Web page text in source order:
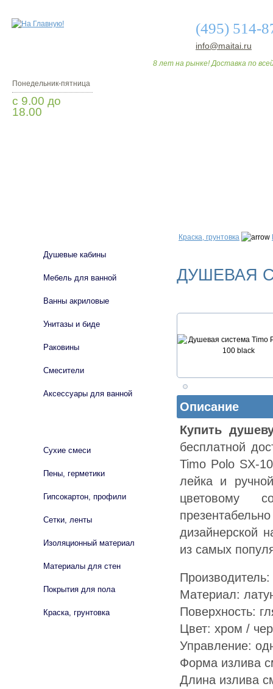
(495) 514-
info@maitai.ru
8 лет на рынке! Доставка по
Понедельник-пятница
с 9.00 до
18.00
Краска, грунтовка
ДУШЕВАЯ
Описание
Купить
бесплатной
Timo Polo SX-
лейка и
цветовому
дизайнерской
из самых
Материал:
Поверхность:
Цвет: хром /
Управление:
Форма излива
Длина излива
Душевые кабины
Мебель для ванной
Ванны акриловые
Унитазы и биде
Раковины
Смесители
Аксессуары для ванной
Сухие смеси
Пены, герметики
Гипсокартон, профили
Сетки, ленты
Изоляционный материал
Материалы для стен
Покрытия для пола
Краска, грунтовка